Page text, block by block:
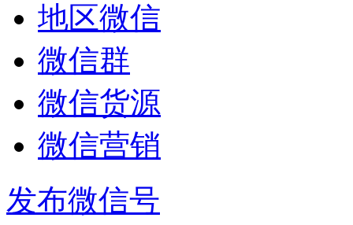
地区微信
微信群
微信货源
微信营销
发布微信号